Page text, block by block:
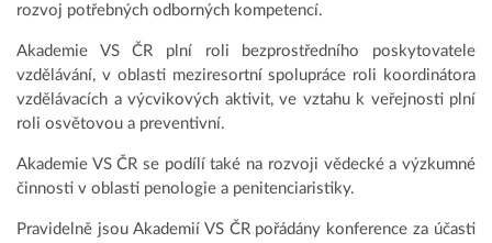
rozvoj potřebných odborných kompetencí.
Akademie VS ČR plní roli bezprostředního poskytovatele
vzdělávání, v oblasti meziresortní spolupráce roli koordinátora
vzdělávacích a výcvikových aktivit, ve vztahu k veřejnosti plní
roli osvětovou a preventivní.
Akademie VS ČR se podílí také na rozvoji vědecké a výzkumné
činnosti v oblasti penologie a penitenciaristiky.
Pravidelně jsou Akademií VS ČR pořádány konference za účasti